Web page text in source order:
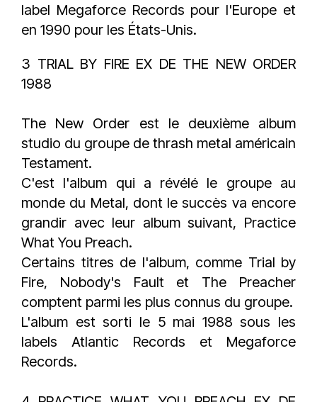
label Megaforce Records pour l'Europe et
en 1990 pour les États-Unis.
3 TRIAL BY FIRE EX DE THE NEW ORDER
1988
The New Order est le deuxième album
studio du groupe de thrash metal américain
Testament.
C'est l'album qui a révélé le groupe au
monde du Metal, dont le succès va encore
grandir avec leur album suivant, Practice
What You Preach.
Certains titres de l'album, comme Trial by
Fire, Nobody's Fault et The Preacher
comptent parmi les plus connus du groupe.
L'album est sorti le 5 mai 1988 sous les
labels Atlantic Records et Megaforce
Records.